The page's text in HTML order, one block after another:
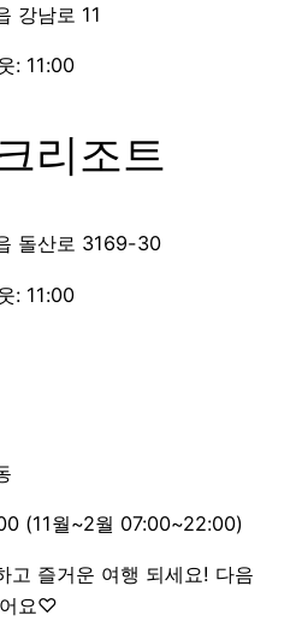
강남로 11
: 11:00
리조트
돌산로 3169-30
: 11:00
(11월~2월 07:00~22:00)
고 즐거운 여행 되세요! 다음
어요♡